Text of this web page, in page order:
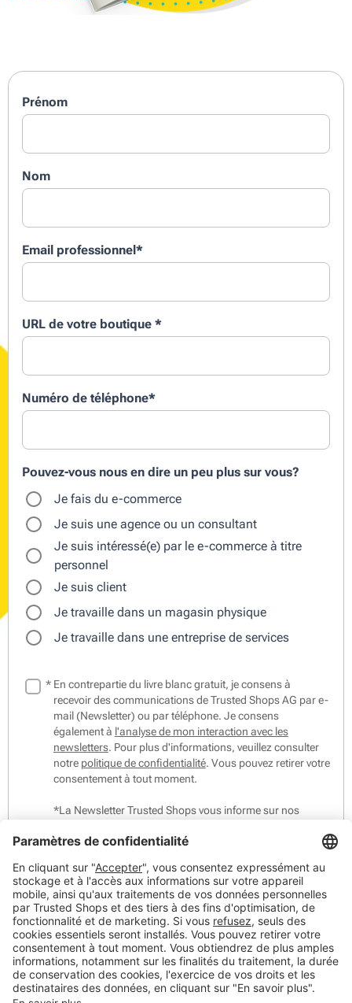
Prénom
Nom
Email professionnel*
URL de votre boutique *
Numéro de téléphone*
Pouvez-vous nous en dire un peu plus sur vous?
Je fais du e-commerce
Je suis une agence ou un consultant
Je suis intéressé(e) par le e-commerce à titre
personnel
Je suis client
Je travaille dans un magasin physique
Je travaille dans une entreprise de services
En contrepartie du livre blanc gratuit, je consens à
recevoir des communications de Trusted Shops AG par e-
mail (Newsletter) ou par téléphone. Je consens
également à l'analyse de mon interaction avec les
newsletters. Pour plus d'informations, veuillez consulter
notre politique de confidentialité. Vous pouvez retirer votre
consentement à tout moment.
*La Newsletter Trusted Shops vous informe sur nos
fournit des conseils en e-commerce.
*